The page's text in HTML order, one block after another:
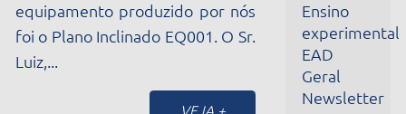
Luiz,...
Geral
Newsletter
ARQUIVOS